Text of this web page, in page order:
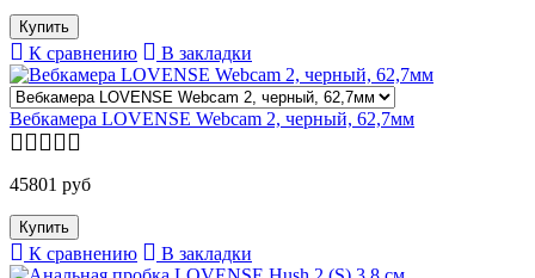
К сравнению В закладки
Вебкамера LOVENSE Webcam 2, черный, 62,7мм
45801 руб
К сравнению В закладки